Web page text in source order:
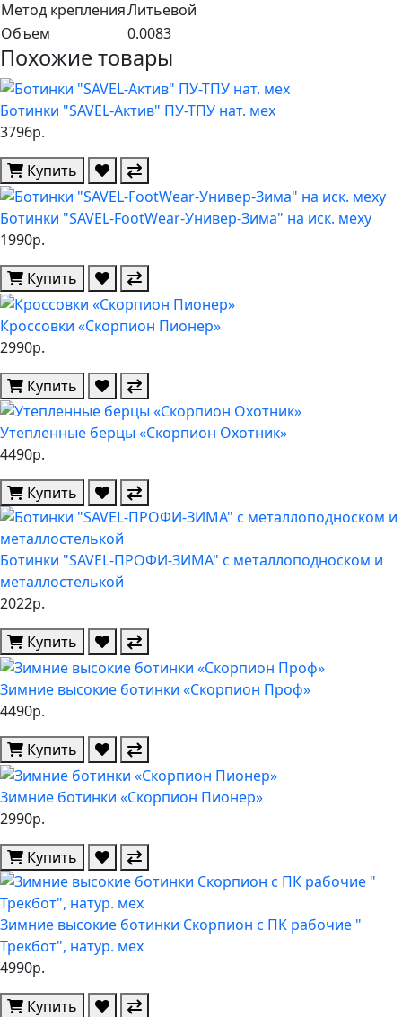
Метод крепленияЛитьевой
Объем
0.0083
Похожие товары
Ботинки "SAVEL-Актив" ПУ-ТПУ нат. мех
3796р.
Купить
Ботинки "SAVEL-FootWear-Универ-Зима" на иск. меху
1990р.
Купить
Кроссовки «Скорпион Пионер»
2990р.
Купить
Утепленные берцы «Скорпион Охотник»
4490р.
Купить
Ботинки "SAVEL-ПРОФИ-ЗИМА" с металлоподноском и
металлостелькой
2022р.
Купить
Зимние высокие ботинки «Скорпион Проф»
4490р.
Купить
Зимние ботинки «Скорпион Пионер»
2990р.
Купить
Зимние высокие ботинки Скорпион с ПК рабочие "
Трекбот", натур. мех
4990р.
Купить